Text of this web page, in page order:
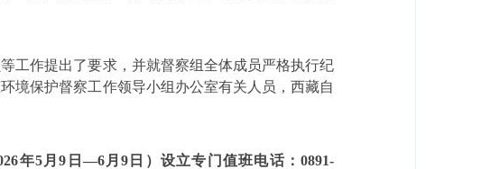
工作提出了要求，并就督察组全体成员严格执行纪
境保护督察工作领导小组办公室有关人员，西藏自
年5月9 日 —6月9 日）设立专门值班电话：0891-